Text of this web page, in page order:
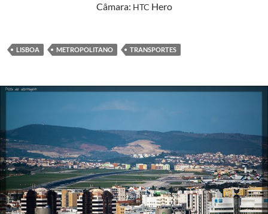
Câmara: HTC Hero
LISBOA METROPOLITANO TRANSPORTES